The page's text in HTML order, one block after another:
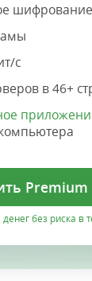
шифрование
с
в 46+
Premium
денег без риска в